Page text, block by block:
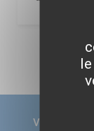
Vous avez